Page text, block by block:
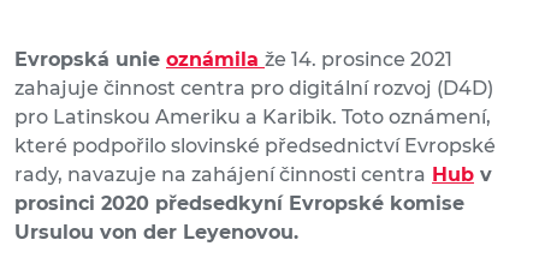
Evropská unie oznámila že 14. prosince 2021
zahajuje činnost centra pro digitální rozvoj (D4D)
pro Latinskou Ameriku a Karibik. Toto oznámení,
které podpořilo slovinské předsednictví Evropské
rady, navazuje na zahájení činnosti centra Hub v
prosinci 2020 předsedkyní Evropské komise
Ursulou von der Leyenovou.